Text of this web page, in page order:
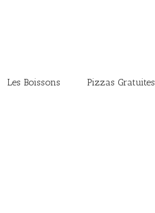
Les Boissons Pizzas Gratuites